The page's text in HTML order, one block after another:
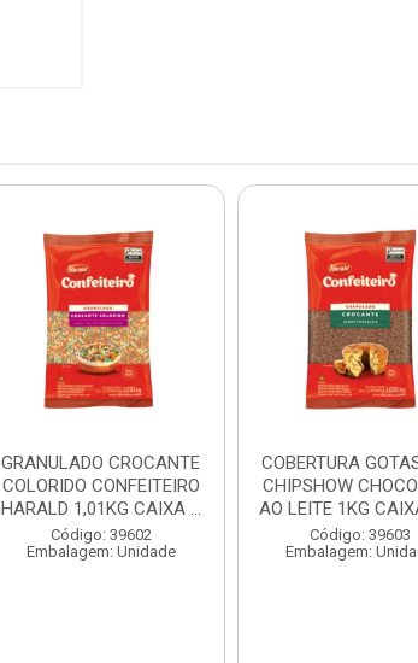
GRANULADO CROCANTE
COLORIDO CONFEITEIRO
HARALD 1,01KG CAIXA ...
Código: 39602
Embalagem: Unidade
COBERTURA
CHIPSHOW
AO LEITE 1KG
Código: 39603
Embalagem: